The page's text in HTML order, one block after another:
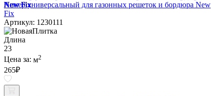
Анкер универсальный для газонных решеток и бордюра New
Fix
Артикул: 1230111
Длина
23
Цена за: м2
265₽